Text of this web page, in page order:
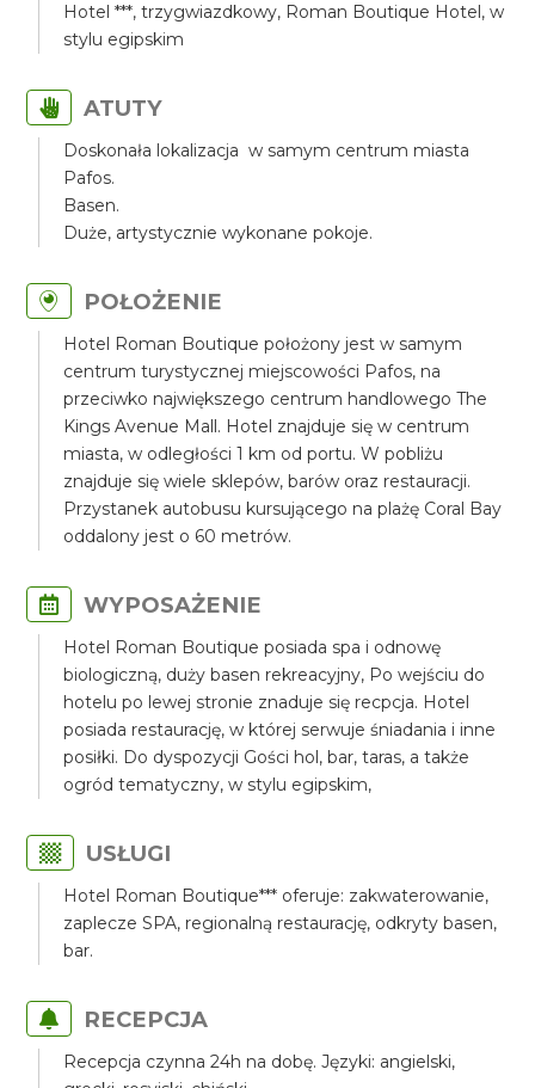
Hotel ***, trzygwiazdkowy, Roman Boutique Hotel, w
stylu egipskim
ATUTY
Doskonała lokalizacja w samym centrum miasta
Pafos.
Basen.
Duże, artystycznie wykonane pokoje.
POŁOŻENIE
Hotel Roman Boutique położony jest w samym
centrum turystycznej miejscowości Pafos, na
przeciwko największego centrum handlowego The
Kings Avenue Mall. Hotel znajduje się w centrum
miasta, w odległości 1 km od portu. W pobliżu
znajduje się wiele sklepów, barów oraz restauracji.
Przystanek autobusu kursującego na plażę Coral Bay
oddalony jest o 60 metrów.
WYPOSAŻENIE
Hotel Roman Boutique posiada spa i odnowę
biologiczną, duży basen rekreacyjny, Po wejściu do
hotelu po lewej stronie znaduje się recpcja. Hotel
posiada restaurację, w której serwuje śniadania i inne
posiłki. Do dyspozycji Gości hol, bar, taras, a także
ogród tematyczny, w stylu egipskim,
USŁUGI
Hotel Roman Boutique*** oferuje: zakwaterowanie,
zaplecze SPA, regionalną restaurację, odkryty basen,
bar.
RECEPCJA
Recepcja czynna 24h na dobę. Języki: angielski,